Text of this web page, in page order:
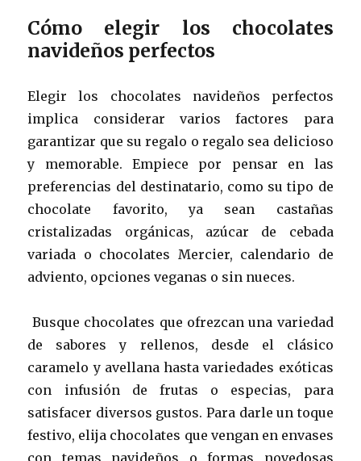
Cómo elegir los chocolates
navideños perfectos
Elegir los chocolates navideños perfectos
implica considerar varios factores para
garantizar que su regalo o regalo sea delicioso
y memorable. Empiece por pensar en las
preferencias del destinatario, como su tipo de
chocolate favorito, ya sean castañas
cristalizadas orgánicas, azúcar de cebada
variada o chocolates Mercier, calendario de
adviento, opciones veganas o sin nueces.
Busque chocolates que ofrezcan una variedad
de sabores y rellenos, desde el clásico
caramelo y avellana hasta variedades exóticas
con infusión de frutas o especias, para
satisfacer diversos gustos. Para darle un toque
festivo, elija chocolates que vengan en envases
con temas navideños o formas novedosas